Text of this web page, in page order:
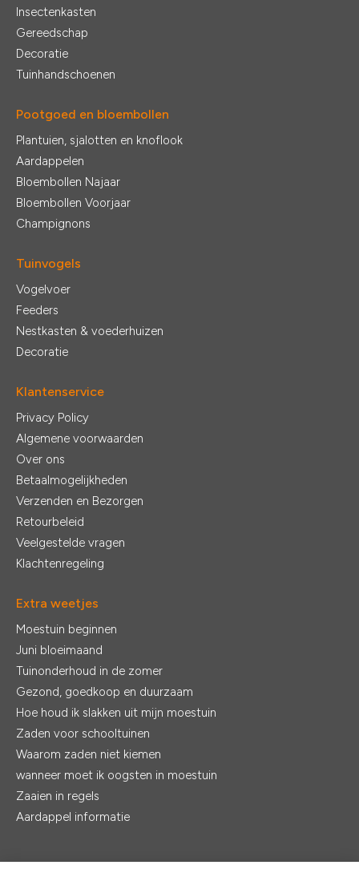
Insectenkasten
Gereedschap
Decoratie
Tuinhandschoenen
Pootgoed en bloembollen
Plantuien, sjalotten en knoflook
Aardappelen
Bloembollen Najaar
Bloembollen Voorjaar
Champignons
Tuinvogels
Vogelvoer
Feeders
Nestkasten & voederhuizen
Decoratie
Klantenservice
Privacy Policy
Algemene voorwaarden
Over ons
Betaalmogelijkheden
Verzenden en Bezorgen
Retourbeleid
Veelgestelde vragen
Klachtenregeling
Extra weetjes
Moestuin beginnen
Juni bloeimaand
Tuinonderhoud in de zomer
Gezond, goedkoop en duurzaam
Hoe houd ik slakken uit mijn moestuin
Zaden voor schooltuinen
Waarom zaden niet kiemen
wanneer moet ik oogsten in moestuin
Zaaien in regels
Aardappel informatie